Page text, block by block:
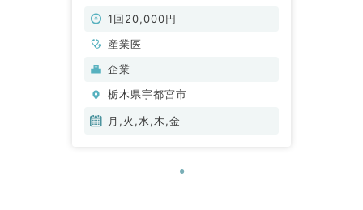
非常勤）
1回20,000円
産業医
企業
栃木県宇都宮市
月,火,水,木,金